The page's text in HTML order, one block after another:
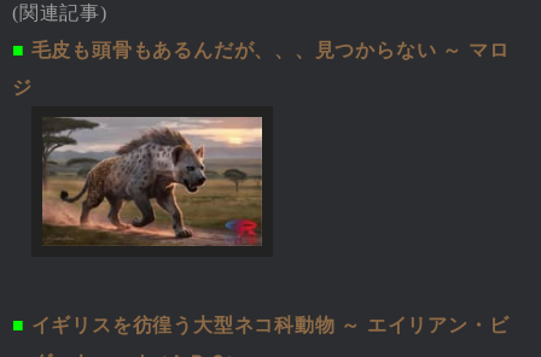
(関連記事)
■ 毛皮も頭骨もあるんだが、、、見つからない ～ マロ
ジ
■ イギリスを彷徨う大型ネコ科動物 ～ エイリアン・ビ